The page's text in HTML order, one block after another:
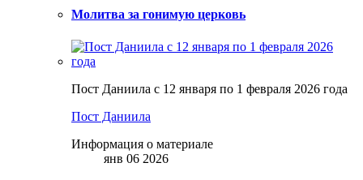
Молитва за гонимую церковь
Пост Даниила с 12 января по 1 февраля 2026 года
Пост Даниила
Информация о материале
янв 06 2026